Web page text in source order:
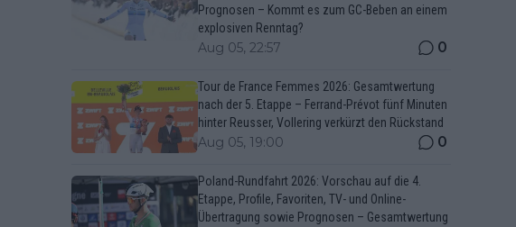
Prognosen – Kommt es zum GC-Beben an einem
explosiven Renntag?
Aug 05, 22:57 0
Tour de France Femmes 2026: Gesamtwertung
nach der 5. Etappe – Ferrand-Prévot fünf Minuten
hinter Reusser, Vollering verkürzt den Rückstand
Aug 05, 19:00 0
Poland-Rundfahrt 2026: Vorschau auf die 4.
Etappe, Profile, Favoriten, TV- und Online-
Übertragung sowie Prognosen – Gesamtwertung